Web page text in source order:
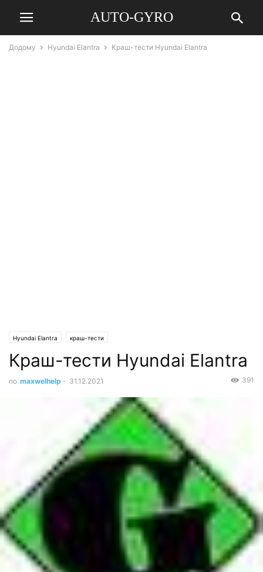
AUTO-GYRO
Додому Hyundai Elantra Краш-тести Hyundai Elantra
Hyundai Elantra краш-тести
Краш-тести Hyundai Elantra
по maxwelhelp - 31.12.2021 391